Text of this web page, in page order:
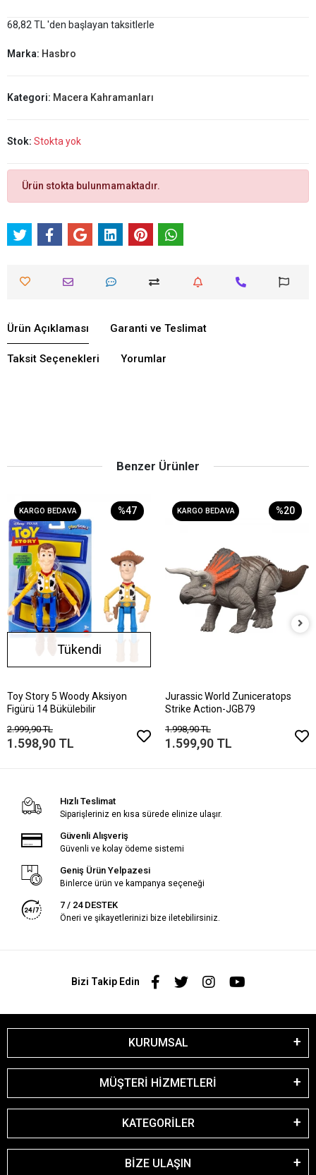
68,82 TL 'den başlayan taksitlerle
Marka: Hasbro
Kategori: Macera Kahramanları
Stok: Stokta yok
Ürün stokta bulunmamaktadır.
Ürün Açıklaması Garanti ve Teslimat
Taksit Seçenekleri Yorumlar
Benzer Ürünler
KARGO BEDAVA %47
Tükendi
Toy Story 5 Woody Aksiyon
Figürü 14 Bükülebilir
2.999,90 TL
1.598,90 TL
KARGO BEDAVA %20
Jurassic World Zuniceratops
Strike Action-JGB79
1.998,90 TL
1.599,90 TL
Hızlı Teslimat
Siparişleriniz en kısa sürede elinize ulaşır.
Güvenli Alışveriş
Güvenli ve kolay ödeme sistemi
Geniş Ürün Yelpazesi
Binlerce ürün ve kampanya seçeneği
7 / 24 DESTEK
Öneri ve şikayetlerinizi bize iletebilirsiniz.
Bizi Takip Edin
KURUMSAL
MÜŞTERİ HİZMETLERİ
KATEGORİLER
BİZE ULAŞIN